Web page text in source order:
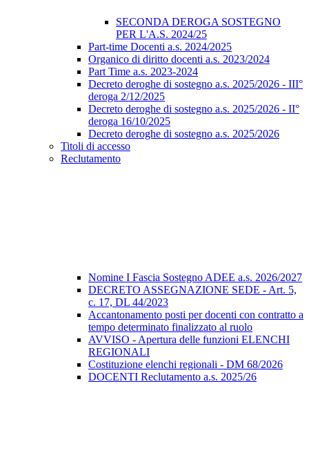
SECONDA DEROGA SOSTEGNO
PER L'A.S. 2024/25
Part-time Docenti a.s. 2024/2025
Organico di diritto docenti a.s. 2023/2024
Part Time a.s. 2023-2024
Decreto deroghe di sostegno a.s. 2025/2026 - III°
deroga 2/12/2025
Decreto deroghe di sostegno a.s. 2025/2026 - II°
deroga 16/10/2025
Decreto deroghe di sostegno a.s. 2025/2026
Titoli di accesso
Reclutamento
Nomine I Fascia Sostegno ADEE a.s. 2026/2027
DECRETO ASSEGNAZIONE SEDE - Art. 5,
c. 17, DL 44/2023
Accantonamento posti per docenti con contratto a
tempo determinato finalizzato al ruolo
AVVISO - Apertura delle funzioni ELENCHI
REGIONALI
Costituzione elenchi regionali - DM 68/2026
DOCENTI Reclutamento a.s. 2025/26